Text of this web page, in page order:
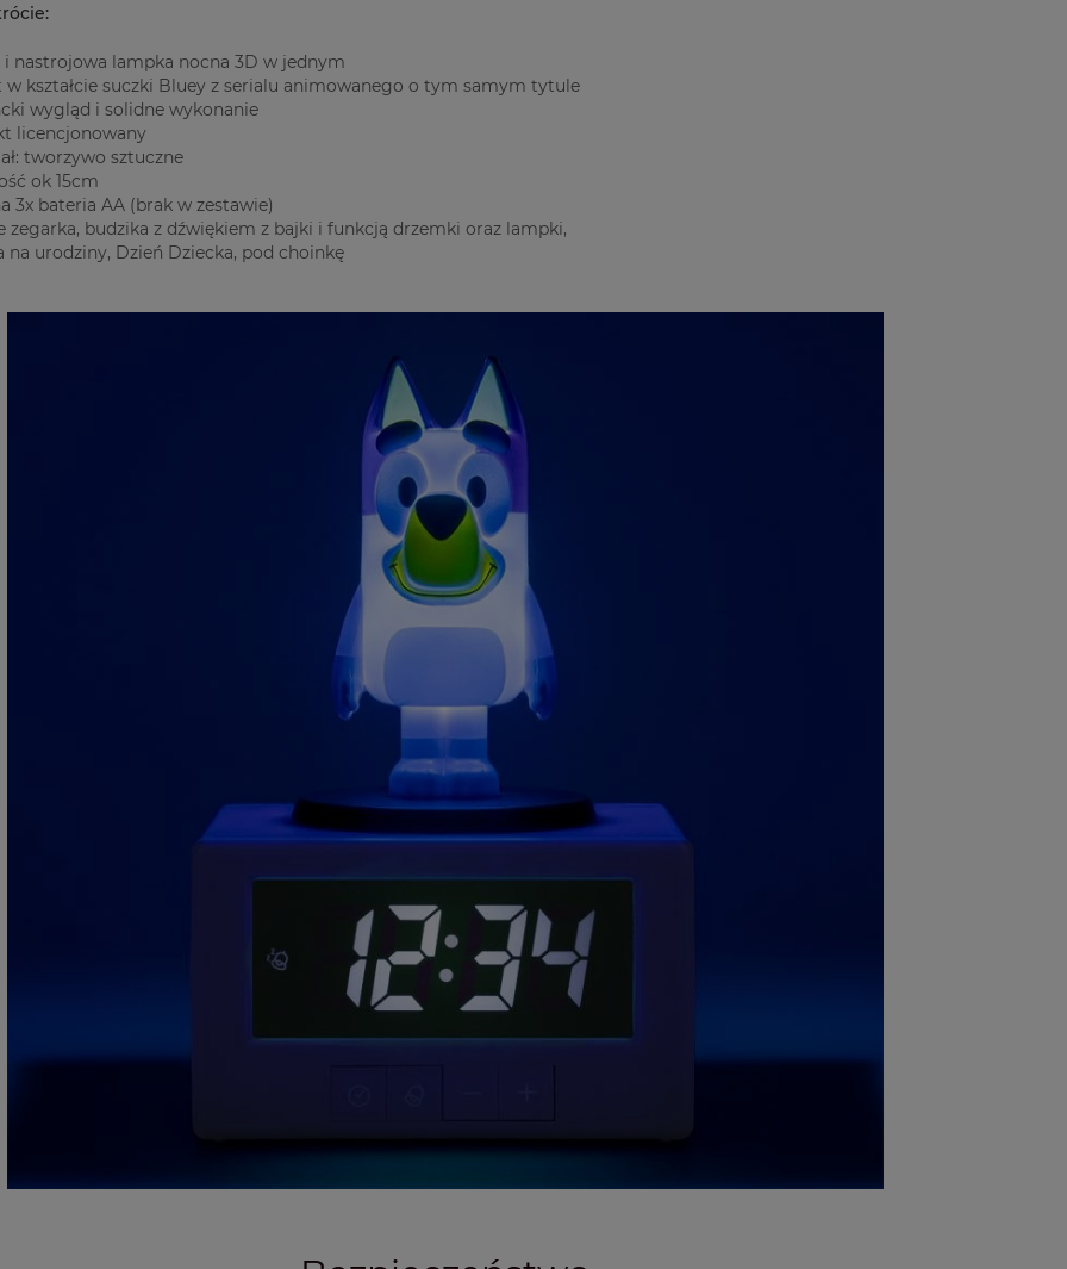
i nastrojowa lampka nocna 3D w jednym
w kształcie suczki Bluey z serialu animowanego o tym samym tytule
wygląd i solidne wykonanie
licencjonowany
tworzywo sztuczne
ok 15cm
3x bateria AA (brak w zestawie)
zegarka, budzika z dźwiękiem z bajki i funkcją drzemki oraz lampki,
na urodziny, Dzień Dziecka, pod choinkę